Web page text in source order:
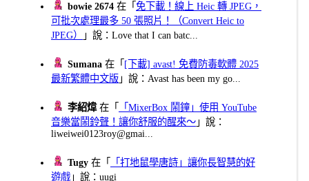
bowie 2674 在「免下載！線上 Heic 轉 JPEG，
可批次處理最多 50 張照片！（Convert Heic to
JPEG）
」說：Love that I can batc...
Sumana 在「 [下載] avast! 免費防毒軟體 2025
最新繁體中文版 」說：Avast has been my go...
李紹煒在「
「MixerBox 鬧鐘」使用 YouTube
音樂當鬧鈴聲！讓你舒服的醒來～ 」說：
liweiwei0123roy@gmai...
Tugy 在「
「打地鼠學唐詩」讓你長智慧的好
遊戲 」說：uugi